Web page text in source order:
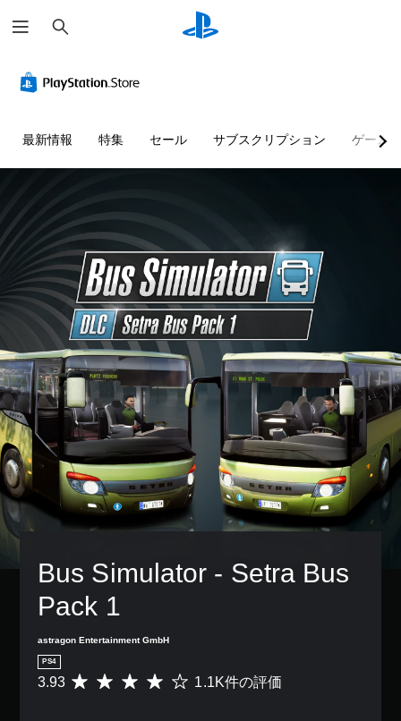
索
最新情報 特集 セール サブスクリプション ゲーム
Bus Simulator - Setra Bus
Pack 1
astragon Entertainment GmbH
PS4
評
3.93 1.1K件の評価